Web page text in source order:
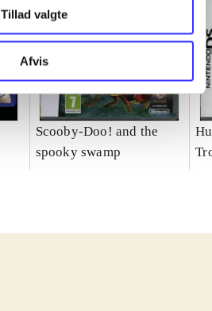
Tillad valgte
Afvis
Scooby-Doo! and the
spooky swamp